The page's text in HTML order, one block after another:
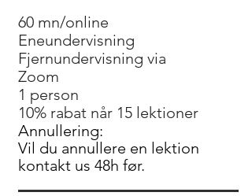
60 mn/online
Eneundervisning
Fjernundervisning via
Zoom
1 person
10% rabat når 15 lektioner
Annullering:
Vil du annullere en lektion
kontakt us 48h før.